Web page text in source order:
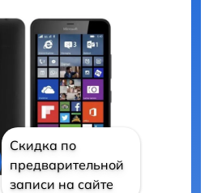
Скидка по
предварительной
записи на сайте